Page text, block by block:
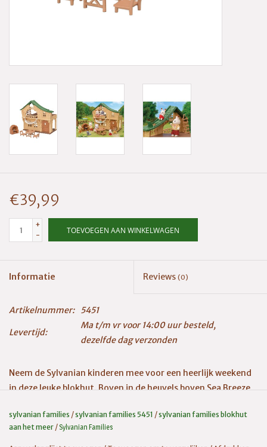
€39,99
+
-
TOEVOEGEN AAN WINKELWAGEN
Informatie Reviews (0)
Artikelnummer: 5451
Levertijd:
Ma t/m vr voor 14:00 uur besteld,
dezelfde dag verzonden
Neem de Sylvanian kinderen mee voor een heerlijk weekend
in deze leuke blokhut. Boven in de heuvels boven Sea Breeze
perfect uitzicht over het water.
sylvanian families /sylvanian families 5451 /sylvanian families blokhut
aan het meer /Sylvanian Families